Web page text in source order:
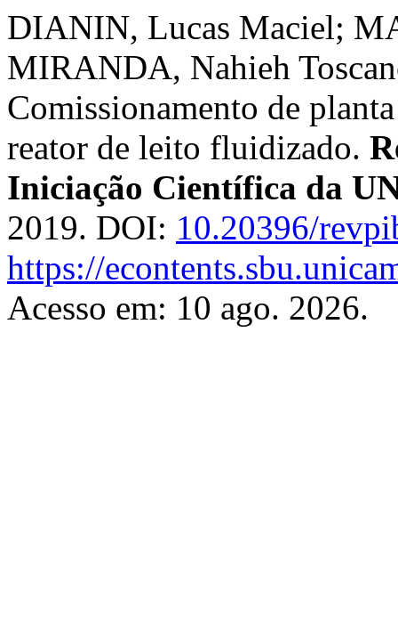
DIANIN, Lucas Maciel;
MIRANDA, Nahieh
Comissionamento de
reator de leito fluidizado.
Iniciação Científica da
2019. DOI: 10.20396/
https://
Acesso em: 10 ago. 2026.